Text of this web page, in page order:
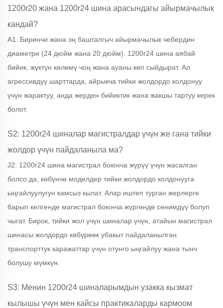
1200r20 жана 1200r24 шина арасындагы айырмачылык
кандай?
A1. Биринчи жана эң башталгыч айырмачылык чебердин
диаметри (24 дюйм жана 20 дюйм). 1200r24 шина аябай
бийик, жүктүн көлөмү чоң жана ауаны көп сыйдырат. Ал
агрессивдүү шарттарда, айрыкча тийки жолдордо колдонуу
үчүн жарактуу, анда жерден бийиктик жана жакшы тартуу керек
болот.
S2: 1200r24 шиналар магистралдар үчүн же гана тийки
жолдор үчүн пайдаланыла ма?
J2: 1200r24 шина магистрал боюнча жүрүү үчүн жасалган
болсо да, көбүнчө моделдер тийки жолдордо колдонууга
ыңгайлуулугун камсыз кылат. Алар иштеп турган жерлерге
барып келгенде магистрал боюнча жүргөндө сенимдүү болуп
чыгат. Бирок, тийки жол үчүн шиналар үчүн, атайын магистрал
шинасы жолдордо көбүрөөк убакыт пайдаланылган
транспорттук каражаттар үчүн отунго ыңгайлуу жана тынч
болушу мүмкүн.
S3: Менин 1200r24 шиналарымдын узакка кызмат
кылышы үчүн мен кайсы практикаларды кармоом